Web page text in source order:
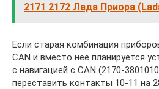
2171 2172 Лада Приора
Если старая комбинация
CAN и вместо нее планируется
с навигацией с CAN (2170-
переставить контакты 10-11 на